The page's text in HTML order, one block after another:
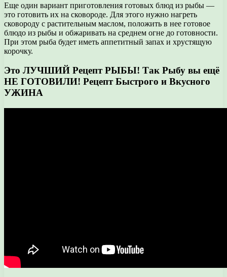
Еще один вариант приготовления готовых блюд из рыбы —
это готовить их на сковороде. Для этого нужно нагреть
сковороду с растительным маслом, положить в нее готовое
блюдо из рыбы и обжаривать на среднем огне до готовности.
При этом рыба будет иметь аппетитный запах и хрустящую
корочку.
Это ЛУЧШИЙ Рецепт РЫБЫ! Так Рыбу вы ещё
НЕ ГОТОВИЛИ! Рецепт Быстрого и Вкусного
УЖИНА